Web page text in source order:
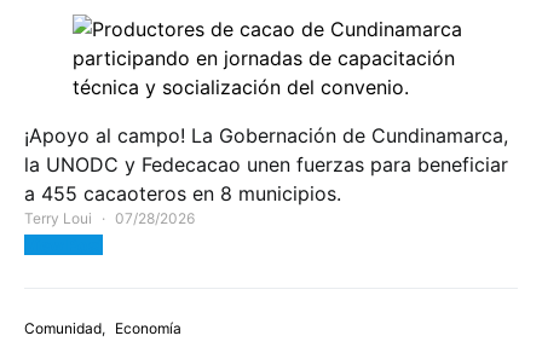
¡Apoyo al campo! La Gobernación de Cundinamarca,
la UNODC y Fedecacao unen fuerzas para beneficiar
a 455 cacaoteros en 8 municipios.
Terry Loui 07/28/2026
Comunidad Economía